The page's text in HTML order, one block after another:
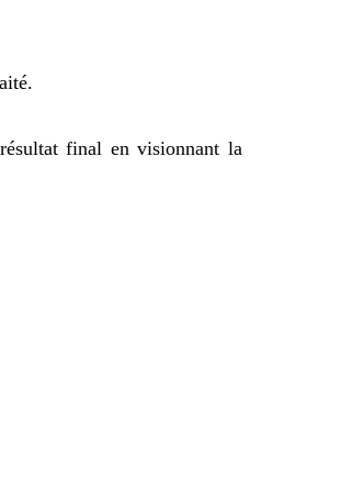
final en visionnant la